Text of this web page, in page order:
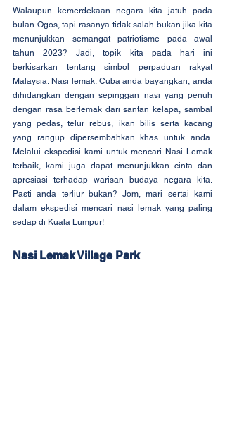
Walaupun kemerdekaan negara kita jatuh pada
bulan Ogos, tapi rasanya tidak salah bukan jika kita
menunjukkan semangat patriotisme pada awal
tahun 2023? Jadi, topik kita pada hari ini
berkisarkan tentang simbol perpaduan rakyat
Malaysia: Nasi lemak. Cuba anda bayangkan, anda
dihidangkan dengan sepinggan nasi yang penuh
dengan rasa berlemak dari santan kelapa, sambal
yang pedas, telur rebus, ikan bilis serta kacang
yang rangup dipersembahkan khas untuk anda.
Melalui ekspedisi kami untuk mencari Nasi Lemak
terbaik, kami juga dapat menunjukkan cinta dan
apresiasi terhadap warisan budaya negara kita.
Pasti anda terliur bukan? Jom, mari sertai kami
dalam ekspedisi mencari nasi lemak yang paling
sedap di Kuala Lumpur!
Nasi Lemak Village Park